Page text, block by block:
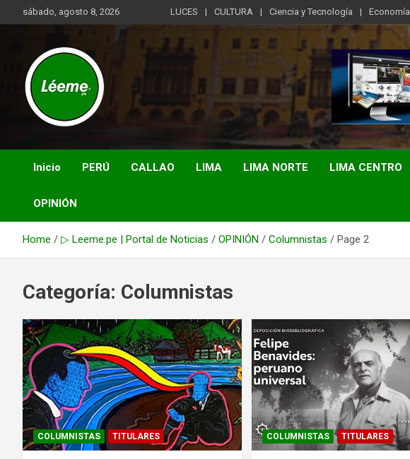
to
sábado, agosto 8, 2026 LUCES CULTURA Ciencia y Tecnología Economía
Léeme.pe
Noticias de actualidad del mundo distrital, vecinal, municipal y
de negocios a nivel de Lima Metropolitana, sin descuidar las
noticias de alcance nacional.
Inicio PERÚ CALLAO LIMA LIMA NORTE LIMA CENTRO
OPINIÓN
Home ▷ Leeme.pe | Portal de Noticias OPINIÓN Columnistas Page 2
Categoría: Columnistas
COLUMNISTAS TITULARES COLUMNISTAS TITULARES